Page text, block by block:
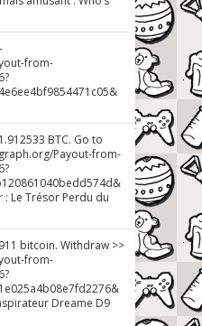
from-
BTC. Go to
Payout-from-
: Le Trésor Perdu du
bitcoin. Withdraw >>
from-
Dreame D9